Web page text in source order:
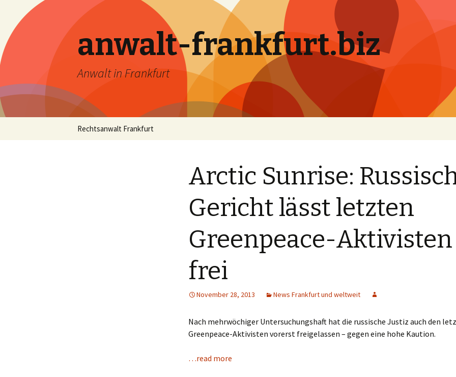
anwalt-frankfurt.biz
Anwalt in Frankfurt
Skip
Rechtsanwalt Frankfurt
Arctic Sunrise:
Gericht lässt letzten
Greenpeace-Aktivisten
frei
November 28, 2013 News Frankfurt und weltweit
Nach mehrwöchiger Untersuchungshaft hat die russische Justiz auch den
Greenpeace-Aktivisten vorerst freigelassen – gegen eine hohe Kaution.
…read more